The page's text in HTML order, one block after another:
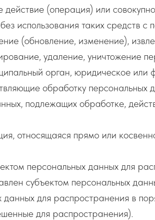
(операция) или
использования таких средств
(обновление, изменение),
удаление, уничтожение
орган, юридическое или
обработку
подлежащих обработке,
относящаяся прямо или
персональных данных для
субъектом персональных
для распространения в
для распространения).